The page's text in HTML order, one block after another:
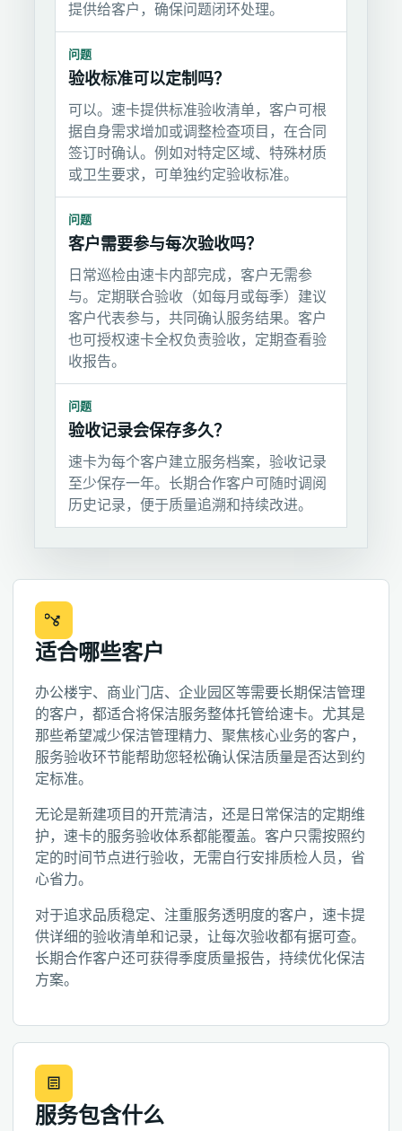
提供给客户，确保问题闭环处理。
问题
验收标准可以定制吗？
可以。速卡提供标准验收清单，客户可根
据自身需求增加或调整检查项目，在合同
签订时确认。例如对特定区域、特殊材质
或卫生要求，可单独约定验收标准。
问题
客户需要参与每次验收吗？
日常巡检由速卡内部完成，客户无需参
与。定期联合验收（如每月或每季）建议
客户代表参与，共同确认服务结果。客户
也可授权速卡全权负责验收，定期查看验
收报告。
问题
验收记录会保存多久？
速卡为每个客户建立服务档案，验收记录
至少保存一年。长期合作客户可随时调阅
历史记录，便于质量追溯和持续改进。
适合哪些客户
办公楼宇、商业门店、企业园区等需要长期保洁管理
的客户，都适合将保洁服务整体托管给速卡。尤其是
那些希望减少保洁管理精力、聚焦核心业务的客户，
服务验收环节能帮助您轻松确认保洁质量是否达到约
定标准。
无论是新建项目的开荒清洁，还是日常保洁的定期维
护，速卡的服务验收体系都能覆盖。客户只需按照约
定的时间节点进行验收，无需自行安排质检人员，省
心省力。
对于追求品质稳定、注重服务透明度的客户，速卡提
供详细的验收清单和记录，让每次验收都有据可查。
长期合作客户还可获得季度质量报告，持续优化保洁
方案。
服务包含什么